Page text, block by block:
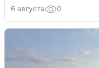
6 августа 0